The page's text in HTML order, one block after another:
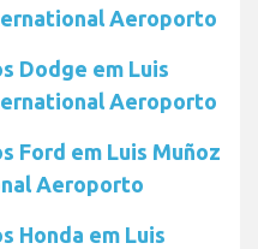
Aeroporto
Dodge em Luis
Aeroporto
Ford em Luis Muñoz
Aeroporto
Honda em Luis